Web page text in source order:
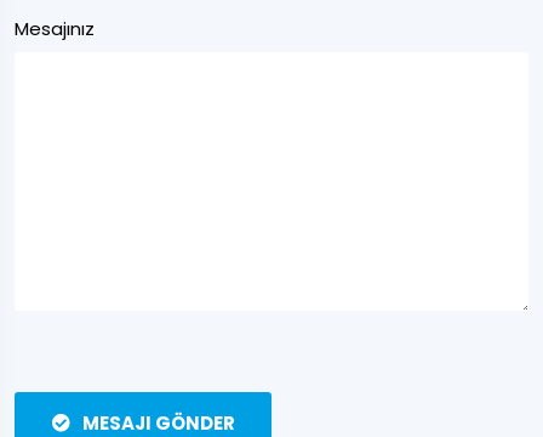
Mesajınız
MESAJI GÖNDER